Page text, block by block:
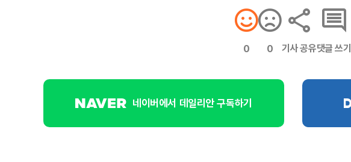
0 0 기사 공유댓글 쓰기
네이버에서 데일리안 구독하기